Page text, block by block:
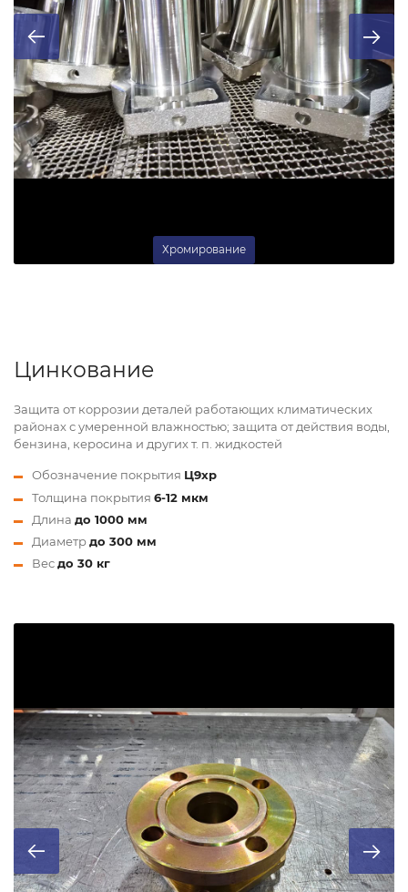
Хромирование
Цинкование
Защита от коррозии деталей работающих климатических
районах с умеренной влажностью; защита от действия воды,
бензина, керосина и других т. п. жидкостей
Обозначение покрытия Ц9хр
Толщина покрытия 6-12 мкм
Длина до 1000 мм
Диаметрдо 300 мм
Весдо 30 кг